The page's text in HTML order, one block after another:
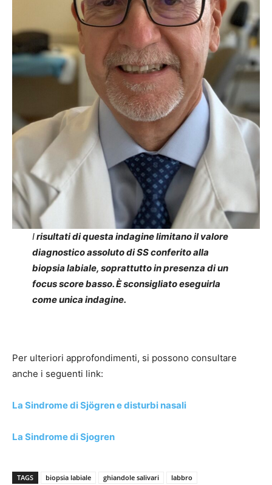
Irisultati di questa indagine limitano il valore
diagnostico assoluto di SS conferito alla
biopsia labiale, soprattutto in presenza di un
focus score basso. È sconsigliato eseguirla
come unica indagine.
Per ulteriori approfondimenti, si possono consultare
anche i seguenti link:
La Sindrome di Sjögren e disturbi nasali
La Sindrome di Sjogren
TAGS biopsia labiale ghiandole salivari labbro